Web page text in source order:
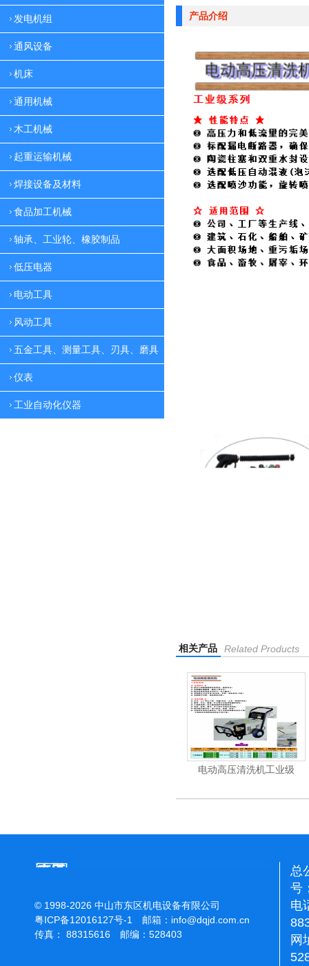
发电机组
通风设备
机床
通用机械
木工机械
起重运输机械
焊接设备及材料
食品加工机械
轴承、工业轮、橡胶制品
低压电器
电动工具
风动工具
五金工具、测量工具、刃具、磨具
仪表
工业自动化仪器
产品介绍
相关产品 Related Products
电动高压清洗机工业级
© 1998-2026 中山市东区机电设备有限公司
粤ICP备12016127号-1
邮箱： info@dqjd.com.cn
传真： 88315616 邮编：528403
总
号
电
网